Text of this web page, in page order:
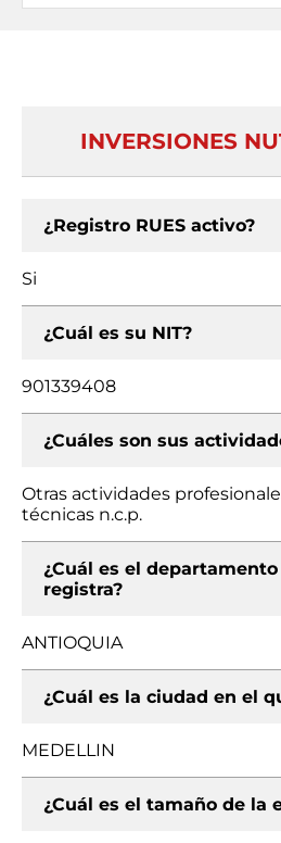
INVERSIONES
¿Registro RUES activo?
Si
¿Cuál es su NIT?
901339408
¿Cuáles son sus
Otras actividades
técnicas n.c.p.
¿Cuál es el
registra?
ANTIOQUIA
¿Cuál es la ciudad en el
MEDELLIN
¿Cuál es el tamaño de la